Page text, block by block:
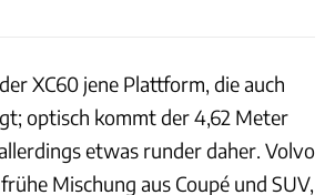
XC60 jene Plattform, die auch
optisch kommt der 4,62 Meter
etwas runder daher. Volvo
Mischung aus Coupé und SUV,